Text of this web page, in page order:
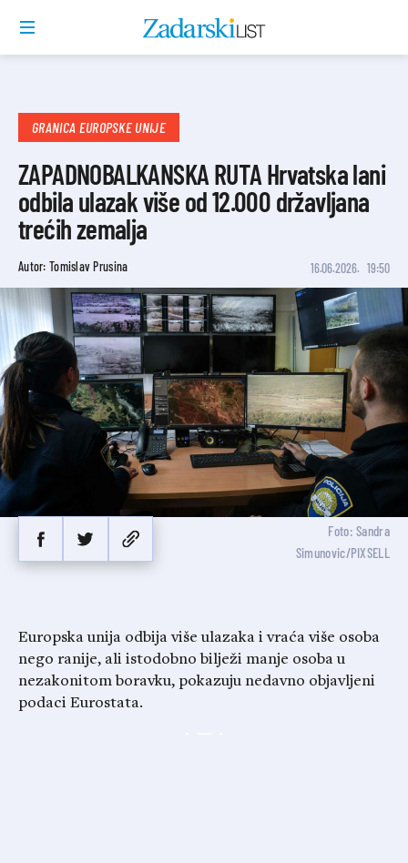
GRANICA EUROPSKE UNIJE
ZAPADNOBALKANSKA RUTA Hrvatska lani
odbila ulazak više od 12.000 državljana
trećih zemalja
Autor: Tomislav Prusina 16.06.2026. 19:50
Foto: Sandra
Simunovic/PIXSELL
Europska unija odbija više ulazaka i vraća više osoba
nego ranije, ali istodobno bilježi manje osoba u
nezakonitom boravku, pokazuju nedavno objavljeni
podaci Eurostata.